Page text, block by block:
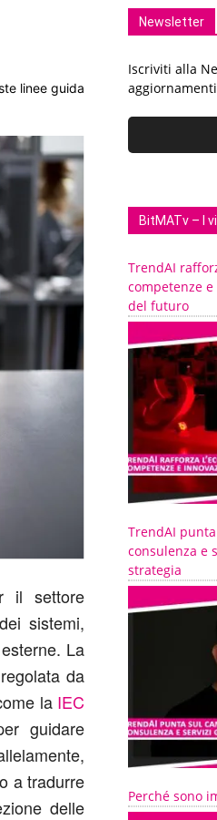
linee guida
il settore
sistemi,
La
da
la IEC
guidare
a tradurre
delle
Newsletter
Iscriviti alla
BitMATv – I
TrendAI
competenze
del futuro
TrendAI
consulenza e
strategia
Perché sono